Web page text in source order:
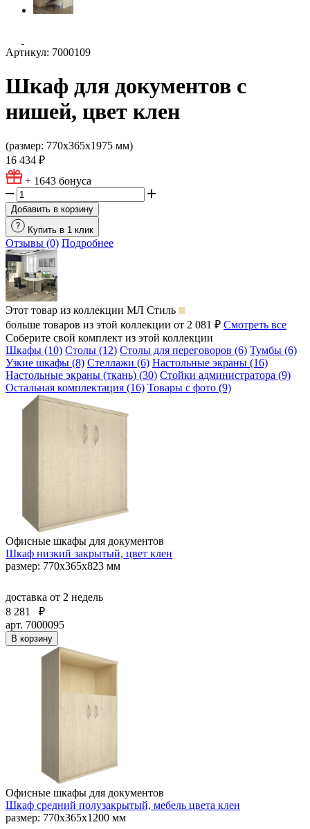
Артикул: 7000109
Шкаф для документов с
нишей, цвет клен
(размер: 770х365х1975 мм)
16 434 ₽
+ 1643 бонуса
Добавить в корзину
Купить в 1 клик
Отзывы (0) Подробнее
Этот товар из коллекции МЛ Стиль
больше товаров из этой коллекции от 2 081 ₽ Смотреть все
Соберите свой комплект из этой коллекции
Шкафы (10) Столы (12) Столы для переговоров (6) Тумбы (6)
Узкие шкафы (8) Стеллажи (6) Настольные экраны (16)
Настольные экраны (ткань) (30) Стойки администратора (9)
Остальная комплектация (16) Товары с фото (9)
Офисные шкафы для документов
Шкаф низкий закрытый, цвет клен
размер: 770х365х823 мм
доставка от 2 недель
8 281
₽
арт. 7000095
В корзину
Офисные шкафы для документов
Шкаф средний полузакрытый, мебель цвета клен
размер: 770х365х1200 мм